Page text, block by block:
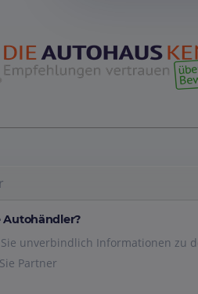
Autohändler?
unverbindlich Informationen zu
Partner